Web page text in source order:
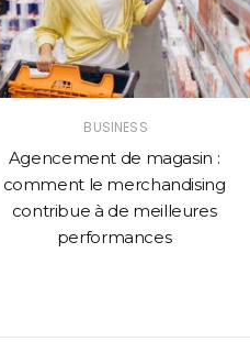
BUSINESS
Agencement de magasin :
comment le merchandising
contribue à de meilleures
performances